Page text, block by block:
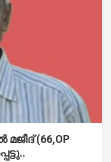
(66,OP